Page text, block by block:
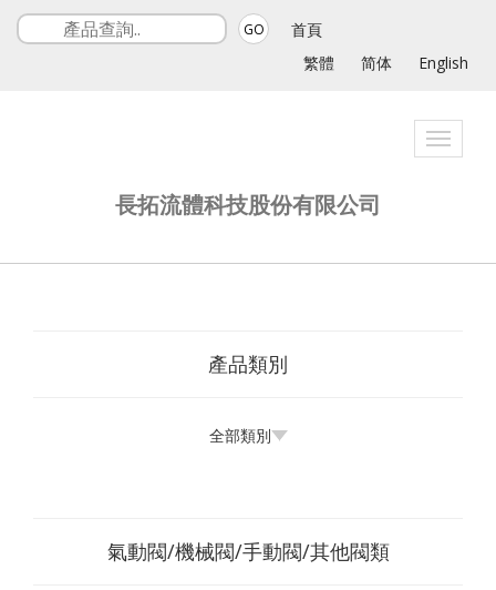
GO
首頁
繁體
简体 English
Toggle
長拓流體科技股份有限公司
產品類別
全部類別
氣動閥/機械閥/手動閥/其他閥類